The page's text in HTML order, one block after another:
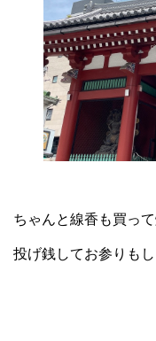
ちゃんと線香も買っ
投げ銭してお参りもし